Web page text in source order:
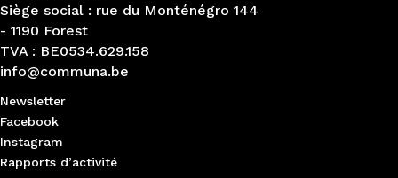
Siège social : rue du Monténégro 144
- 1190 Forest
TVA : BE0534.629.158
info@communa.be
Newsletter
Facebook
Instagram
Rapports d’activité